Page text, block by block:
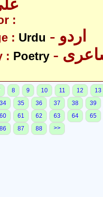
:
: Urdu - اردو
: Poetry
8 9 10 11 12
13
34 35 36 37 38
39
60 61 62 63 64
65
86 87 88 >>